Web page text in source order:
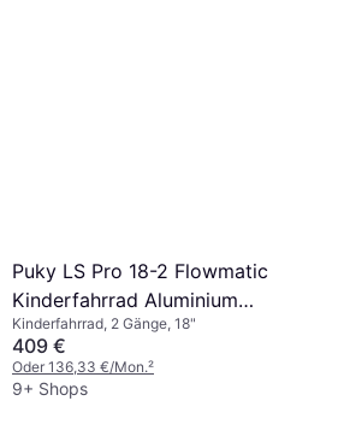
Puky LS Pro 18-2 Flowmatic
Kinderfahrrad Aluminium
Anthrazit
Kinderfahrrad, 2 Gänge, 18"
409 €
Oder 136,33 €/Mon.²
9+ Shops